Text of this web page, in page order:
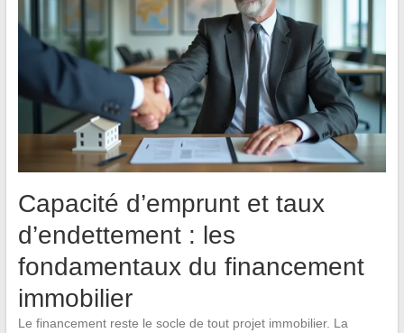
Capacité d’emprunt et taux
d’endettement : les
fondamentaux du financement
immobilier
Le financement reste le socle de tout projet immobilier. La